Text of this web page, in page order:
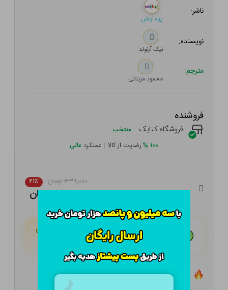
ناشر:
پیدایش
نویسنده:
نیک آرنولد
مترجم:
محمود مزینانی
فروشنده
فروشگاه کتابک منتخب
۱۰۰ %رضایت از کالا | عملکرد عالی
۳۳۹,۰۰۰ تومان ۲۱٪
۲۶۷,۸۱۰ تومان
هـر قسط با تــرب‌پــی:
تعداد ۳ عدد در انبار موجود است